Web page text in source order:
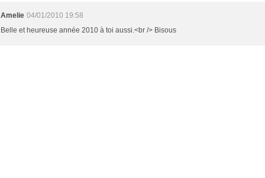
Amelie 04/01/2010 19:58
Belle et heureuse année 2010 à toi aussi.<br /> Bisous